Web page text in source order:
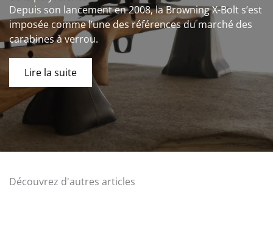
Depuis son lancement en 2008, la Browning X-Bolt s’est
imposée comme l’une des références du marché des
carabines à verrou.
Lire la suite
Découvrez d'autres articles